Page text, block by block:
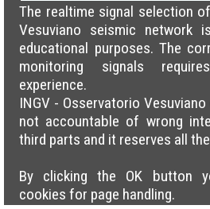
The realtime signal selection
Vesuviano seismic network
educational purposes. The
monitoring signals
experience.
INGV - Osservatorio
not accountable of wrong
third parts and it reserves all
By clicking the OK button
cookies for page handling.